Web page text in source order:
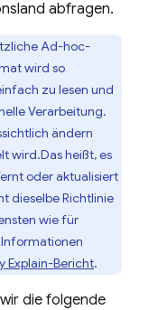
abfragen.
Ad-hoc-
wird so
zu lesen und
Verarbeitung.
ändern
wird.Das heißt, es
oder aktualisiert
dieselbe Richtlinie
wie für
Informationen
Explain-Bericht.
die folgende